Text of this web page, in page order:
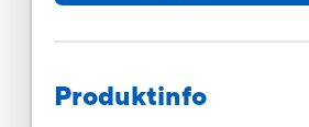
Produktinfo